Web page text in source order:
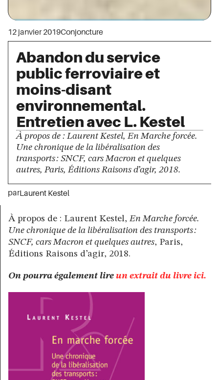
12 janvier 2019Conjoncture
Abandon du service
public ferroviaire et
moins-disant
environnemental.
Entretien avec L. Kestel
À propos de : Laurent Kestel, En Marche forcée.
Une chronique de la libéralisation des
transports : SNCF, cars Macron et quelques
autres, Paris, Éditions Raisons d’agir, 2018.
parLaurent Kestel
À propos de : Laurent Kestel, En Marche forcée.
Une chronique de la libéralisation des transports :
SNCF, cars Macron et quelques autres, Paris,
Éditions Raisons d’agir, 2018.
On pourra également lire un extrait du livre ici.